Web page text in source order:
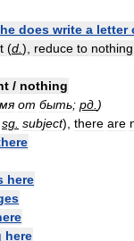
he does write a letter
(d ), reduce to nothing
/ nothing
от быть; рд )
sg subject), there are
here
here